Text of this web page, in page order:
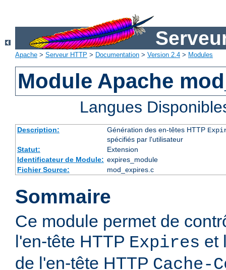
Apache > Serveur HTTP > Documentation > Version 2.4 > Modules
Module Apache
Langues
Description: Génération des en-têtes HTTP
spécifiés par l'utilisateur
Statut:
Extension
Identificateur de Module: expires_module
Fichier Source:
mod_expires.c
Sommaire
Ce module permet de
l'en-tête HTTP Expires et
de l'en-tête HTTP Cache-